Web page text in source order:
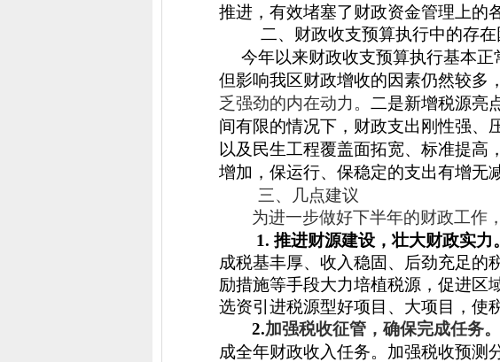
推进，有效堵塞了财政资金管理上的
二、财政收支预算执行中的存
今年以来财政收支预算执行基本
但影响我区财政增收的因素仍然较多
乏强劲的内在动力。 二是新增税源亮
间有限的情况下，财政支出刚性强、
以及民生工程覆盖面拓宽、标准提高
增加，保运行、保稳定的支出有增无
三、几点建议
为进一步做好下半年的财政工作
1. 推进财源建设，壮大财政实力
成税基丰厚、收入稳固、后劲充足的
励措施等手段大力培植税源， 促进区
选资引进税源型好项目、大项目，使
2.加强税收征管，确保完成任务
成全年财政收入任务。加强税收预测